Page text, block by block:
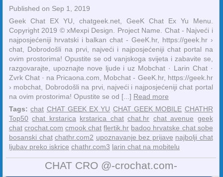
Published on Sep 1, 2019
Geek Chat EX YU, chatgeek.net, GeeK Chat Ex Yu Menu.
Copyright 2019 © xMexpi Design. Project Name. Chat - Najveći i
najposjećeniji hrvatski i balkan chat - GeeK.hr, https://geek.hr ›
chat, Dobrodošli na prvi, najveći i najposjećeniji chat portal na
ovim prostorima! Opustite se od vanjskoga svijeta i zabavite se,
razgovarajte, upoznajte nove ljude i uz ‎Mobchat · ‎Larin Chat ·
‎Zvrk Chat · ‎na Pricaona.com, Mobchat - GeeK.hr, https://geek.hr
› mobchat, Dobrodošli na prvi, najveći i najposjećeniji chat portal
na ovim prostorima! Opustite se od [...] Read more
Tags: chat CHAT GEEK EX YU CHAT GEEK MOBILE CHATHR
Top50 chat krstarica krstarica chat chat.hr chat avenue geek
chat crochat.com cmook chat flertik.hr badoo hrvatske chat sobe
bosanski chat chathr.com2 upoznavanje bez prijave najbolji chat
ljubav preko iskrice chathr.com3 larin chat na mobitelu
CHAT CRO @-crochat.com-